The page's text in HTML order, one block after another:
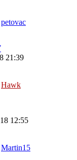
petovac
21:39
Hawk
12:55
Martin15